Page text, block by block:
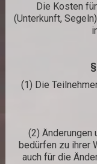
Die Kosten
(Unterkunft,
(1) Die
(2) Änderungen
bedürfen zu ihrer
auch für die